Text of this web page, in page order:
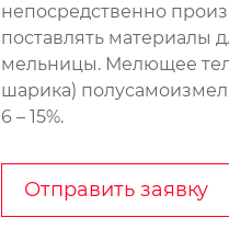
непосредственно
поставлять материалы
мельницы. Мелющее
шарика)
6 – 15%.
Отправить заявку